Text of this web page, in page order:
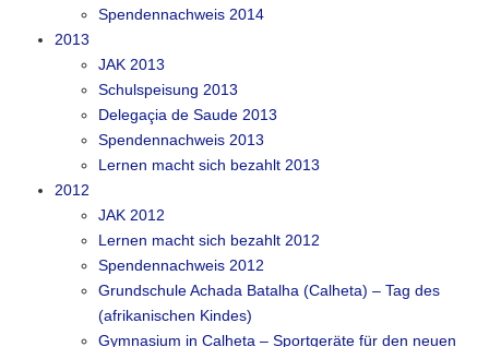
Spendennachweis 2014
2013
JAK 2013
Schulspeisung 2013
Delegaçia de Saude 2013
Spendennachweis 2013
Lernen macht sich bezahlt 2013
2012
JAK 2012
Lernen macht sich bezahlt 2012
Spendennachweis 2012
Grundschule Achada Batalha (Calheta) – Tag des
(afrikanischen Kindes)
Gymnasium in Calheta – Sportgeräte für den neuen